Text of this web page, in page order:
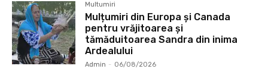
Multumiri
Mulțumiri din Europa și Canada
pentru vrăjitoarea și
tămăduitoarea Sandra din inima
Ardealului
Admin - 06/08/2026